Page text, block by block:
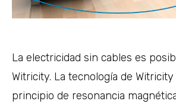
La electricidad sin cables es
Witricity. La tecnología de
principio de resonancia